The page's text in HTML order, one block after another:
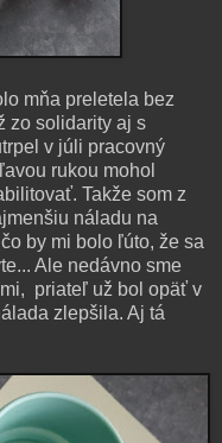
mňa preletela bez
zo solidarity aj s
v júli pracovný
rukou mohol
Takže som z
náladu na
by mi bolo ľúto, že sa
Ale nedávno sme
priateľ už bol opäť v
zlepšila. Aj tá